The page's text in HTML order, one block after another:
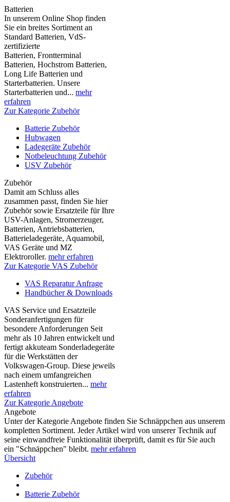
Batterien
In unserem Online Shop finden
Sie ein breites Sortiment an
Standard Batterien, VdS-
zertifizierte
Batterien, Frontterminal
Batterien, Hochstrom Batterien,
Long Life Batterien und
Starterbatterien. Unsere
Starterbatterien und... mehr
erfahren
Zur Kategorie Zubehör
Batterie Zubehör
Hubwagen
Ladegeräte Zubehör
Notbeleuchtung Zubehör
USV Zubehör
Zubehör
Damit am Schluss alles
zusammen passt, finden Sie hier
Zubehör sowie Ersatzteile für Ihre
USV-Anlagen, Stromerzeuger,
Batterien, Antriebsbatterien,
Batterieladegeräte, Aquamobil,
VAS Geräte und MZ
Elektroroller. mehr erfahren
Zur Kategorie VAS Zubehör
VAS Reparatur Anfrage
Handbücher & Downloads
VAS Service und Ersatzteile
Sonderanfertigungen für
besondere Anforderungen Seit
mehr als 10 Jahren entwickelt und
fertigt akkuteam Sonderladegeräte
für die Werkstätten der
Volkswagen-Group. Diese jeweils
nach einem umfangreichen
Lastenheft konstruierten... mehr
erfahren
Zur Kategorie Angebote
Angebote
Unter der Kategorie Angebote finden Sie Schnäppchen aus unserem
kompletten Sortiment. Jeder Artikel wird von unserer Technik auf
seine einwandfreie Funktionalität überprüft, damit es für Sie auch
ein "Schnäppchen" bleibt. mehr erfahren
Übersicht
Zubehör
Batterie Zubehör